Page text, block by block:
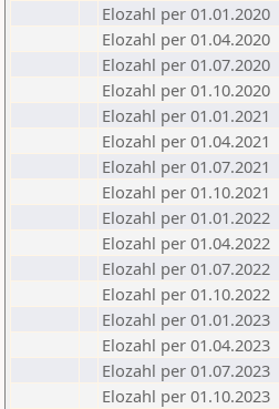
Elozahl per 01.01.2020
Elozahl per 01.04.2020
Elozahl per 01.07.2020
Elozahl per 01.10.2020
Elozahl per 01.01.2021
Elozahl per 01.04.2021
Elozahl per 01.07.2021
Elozahl per 01.10.2021
Elozahl per 01.01.2022
Elozahl per 01.04.2022
Elozahl per 01.07.2022
Elozahl per 01.10.2022
Elozahl per 01.01.2023
Elozahl per 01.04.2023
Elozahl per 01.07.2023
Elozahl per 01.10.2023